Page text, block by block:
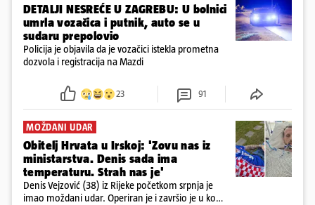
DETALJI NESREĆE U ZAGREBU: U bolnici
umrla vozačica i putnik, auto se u
sudaru prepolovio
Policija je objavila da je vozačici istekla prometna
dozvola i registracija na Mazdi
23 91
MOŽDANI UDAR
Obitelj Hrvata u Irskoj: 'Zovu nas iz
ministarstva. Denis sada ima
temperaturu. Strah nas je'
Denis Vejzović (38) iz Rijeke početkom srpnja je
imao moždani udar. Operiran je i završio je u komi.